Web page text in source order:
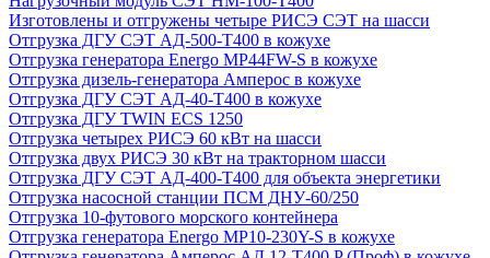
Изготовлены и отгружены четыре РИСЭ СЭТ на шасси
Отгрузка ДГУ СЭТ АД-500-Т400 в кожухе
Отгрузка генератора Energo MP44FW-S в кожухе
Отгрузка дизель-генератора Амперос в кожухе
Отгрузка ДГУ СЭТ АД-40-Т400 в кожухе
Отгрузка ДГУ TWIN ECS 1250
Отгрузка четырех РИСЭ 60 кВт на шасси
Отгрузка двух РИСЭ 30 кВт на тракторном шасси
Отгрузка ДГУ СЭТ АД-400-Т400 для объекта энергетики
Отгрузка насосной станции ПСМ ДНУ-60/250
Отгрузка 10-футового морского контейнера
Отгрузка генератора Energo MP10-230Y-S в кожухе